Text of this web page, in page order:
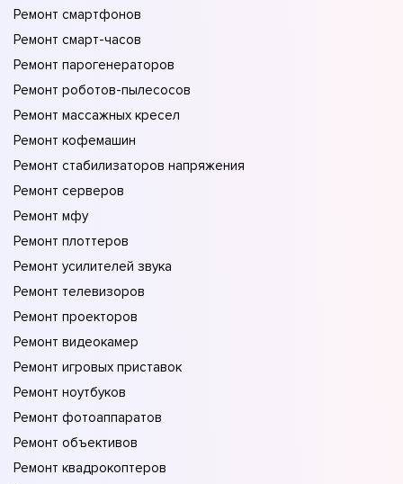
Ремонт смартфонов
Ремонт смарт-часов
Ремонт парогенераторов
Ремонт роботов-пылесосов
Ремонт массажных кресел
Ремонт кофемашин
Ремонт стабилизаторов напряжения
Ремонт серверов
Ремонт мфу
Ремонт плоттеров
Ремонт усилителей звука
Ремонт телевизоров
Ремонт проекторов
Ремонт видеокамер
Ремонт игровых приставок
Ремонт ноутбуков
Ремонт фотоаппаратов
Ремонт объективов
Ремонт квадрокоптеров